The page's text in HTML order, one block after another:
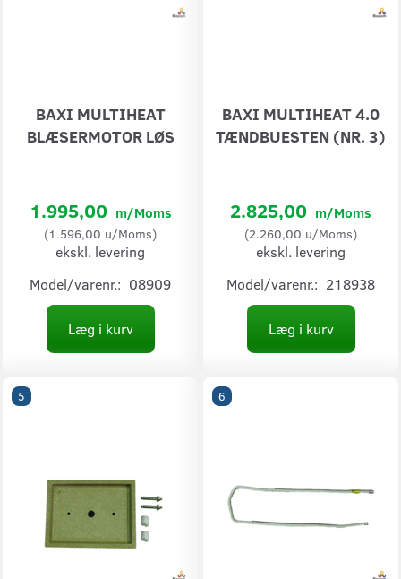
BAXI MULTIHEAT
BLÆSERMOTOR LØS
1.995,00 m/Moms
(1.596,00 u/Moms)
ekskl. levering
Model/varenr.: 08909
Læg i kurv
BAXI MULTIHEAT 4.0
TÆNDBUESTEN (NR. 3)
2.825,00 m/Moms
(2.260,00 u/Moms)
ekskl. levering
Model/varenr.: 218938
Læg i kurv
5 6